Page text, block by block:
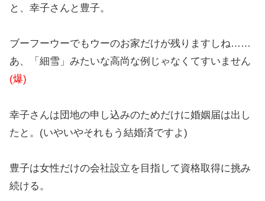
と、幸子さんと豊子。
ブーフーウーでもウーのお家だけが残りますしね……
あ、「細雪」みたいな高尚な例じゃなくてすいません
(爆)
幸子さんは団地の申し込みのためだけに婚姻届は出し
たと。(いやいやそれもう結婚済ですよ)
豊子は女性だけの会社設立を目指して資格取得に挑み
続ける。